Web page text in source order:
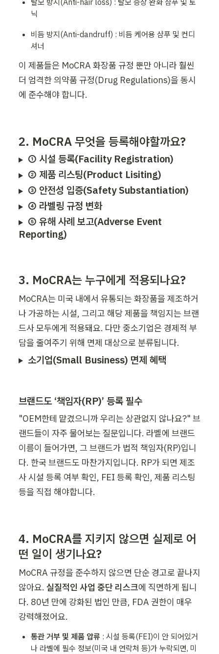
탈모 방지(Anti-hair loss) : 탈모 증상 완화 샴푸 및 토
닉
비듬 방지(Anti-dandruff) : 비듬 케어용 샴푸 및 컨디
셔너
이 제품들은 MoCRA 화장품 규정 뿐만 아니라 훨씬
더 엄격한 의약품 규정(Drug Regulations)을 동시
에 준수해야 합니다.
2. MoCRA 무엇을 등록해야할까요?
① 시설 등록(Facility Registration)
② 제품 리스팅(Product Lisiting)
③ 안전성 입증(Safety Substantiation)
④ 라벨링 규정 변화
⑤ 유해 사례 보고(Adverse Event
Reporting)
3. MoCRA는 누구에게 적용되나요?
MoCRA는 미국 내에서 유통되는 화장품을 제조하거
나 가공하는 시설, 그리고 해당 제품을 책임지는 브랜
드사 모두에게 적용돼요. 다만 중소기업은 경제적 부
담을 줄여주기 위해 면제 대상으로 분류됩니다.
소기업(Small Business) 면제 혜택
브랜드도 ‘책임자(RP)’ 등록 필수
"OEM한테 맡겼으니까 우리는 상관없지 않나요?" 브
랜드들이 자주 물어보는 질문입니다. 라벨에 브랜드
이름이 들어가면, 그 브랜드가 법적 책임자(RP)입니
다. 한국 브랜드도 마찬가지입니다. RP가 되면 제조
사 시설 등록 여부 확인, FEI 등록 확인, 제품 리스팅
등을 직접 해야합니다.
4. MoCRA를 지키지 않으면 실제로 어
떤 일이 생기나요?
MoCRA 규정을 준수하지 않으면 단순 경고로 끝나지
않아요. 실질적인 사업 중단 리스크에 직면하게 됩니
다. 80년 만에 강화된 법인 만큼, FDA 권한이 매우
강력해졌어요.
통관 거부 및 제품 압류 : 시설 등록(FEI)이 안 되어있거
나 라벨에 필수 정보(미국 내 연락처 등)가 누락되면, 미